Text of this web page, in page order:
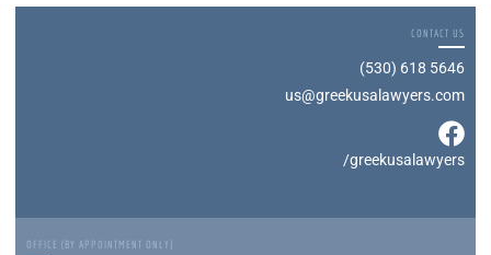
CONTACT US
(530) 618 5646
us@greekusalawyers.com
/greekusalawyers
OFFICE (BY APPOINTMENT ONLY)